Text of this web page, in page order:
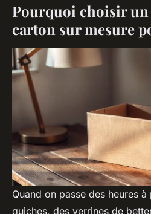
Pourquoi choisir un
carton sur mesure
Quand on passe des heures
quiches, des verrines de